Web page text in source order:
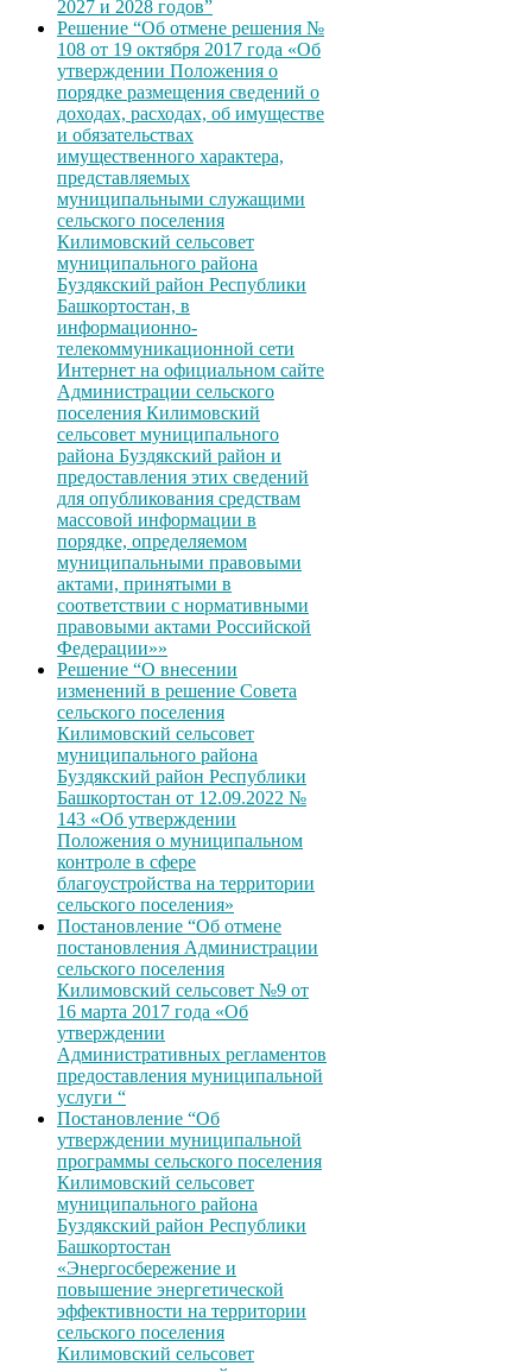
2027 и 2028 годов”
Решение “Об отмене решения №
108 от 19 октября 2017 года «Об
утверждении Положения о
порядке размещения сведений о
доходах, расходах, об имуществе
и обязательствах
имущественного характера,
представляемых
муниципальными служащими
сельского поселения
Килимовский сельсовет
муниципального района
Буздякский район Республики
Башкортостан, в
информационно-
телекоммуникационной сети
Интернет на официальном сайте
Администрации сельского
поселения Килимовский
сельсовет муниципального
района Буздякский район и
предоставления этих сведений
для опубликования средствам
массовой информации в
порядке, определяемом
муниципальными правовыми
актами, принятыми в
соответствии с нормативными
правовыми актами Российской
Федерации»»
Решение “О внесении
изменений в решение Совета
сельского поселения
Килимовский сельсовет
муниципального района
Буздякский район Республики
Башкортостан от 12.09.2022 №
143 «Об утверждении
Положения о муниципальном
контроле в сфере
благоустройства на территории
сельского поселения»
Постановление “Об отмене
постановления Администрации
сельского поселения
Килимовский сельсовет №9 от
16 марта 2017 года «Об
утверждении
Административных регламентов
предоставления муниципальной
услуги “
Постановление “Об
утверждении муниципальной
программы сельского поселения
Килимовский сельсовет
муниципального района
Буздякский район Республики
Башкортостан
«Энергосбережение и
повышение энергетической
эффективности на территории
сельского поселения
Килимовский сельсовет